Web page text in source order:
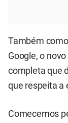
Também
Google, o
completa que
que respeita a
Comecemos